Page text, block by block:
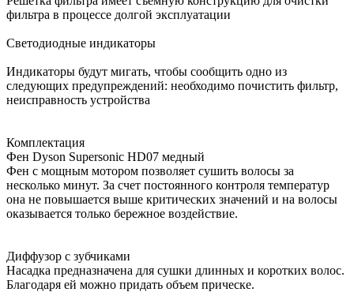
фильтра в процессе долгой эксплуатации
Светодиодные индикаторы
Индикаторы будут мигать, чтобы сообщить одно из
следующих предупреждений: необходимо почистить фильтр,
неисправность устройства
Комплектация
Фен Dyson Supersonic HD07 медный
Фен с мощным мотором позволяет сушить волосы за
несколько минут. За счет постоянного контроля температур
она не повышается выше критических значений и на волосы
оказывается только бережное воздействие.
Диффузор с зубчиками
Насадка предназначена для сушки длинных и коротких волос.
Благодаря ей можно придать объем прическе.